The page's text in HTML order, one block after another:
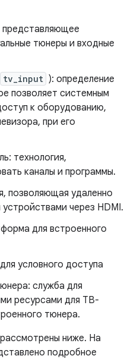
тюнеры и входные
tv_input ): определение
позволяет системным
к оборудованию,
при его
технология,
каналы и программы.
позволяющая удаленно
через HDMI.
для встроенного
условного доступа
служба для
ресурсами для ТВ-
тюнера.
ниже. На
подробное